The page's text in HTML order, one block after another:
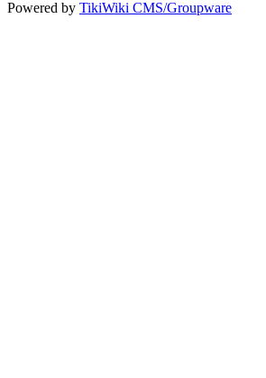
Powered by TikiWiki CMS/Groupware